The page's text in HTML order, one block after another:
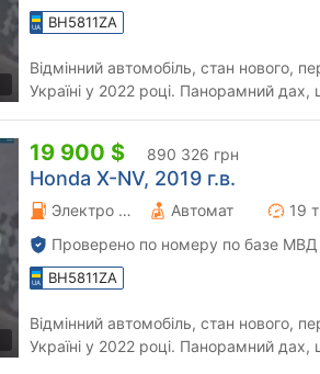
BH5811ZA
Відмінний автомобіль, стан нового,
Україні у 2022 році. Панорамний дах,
19 900 $ 890 326 грн
Honda X-NV, 2019 г.в.
Электро 0 л. Автомат 19
Проверено по номеру по базе МВД
BH5811ZA
Відмінний автомобіль, стан нового,
Україні у 2022 році. Панорамний дах,